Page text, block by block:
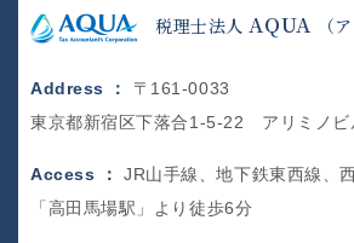
税理士法人 AQUA （
Address ： 〒161-0033
東京都新宿区下落合1-5-22 アリミノビ
Access ：JR山手線、地下鉄東西線、
「高田馬場駅」より徒歩6分